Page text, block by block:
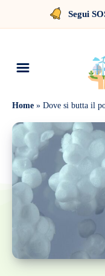
Segui
Home » Dove si butta il